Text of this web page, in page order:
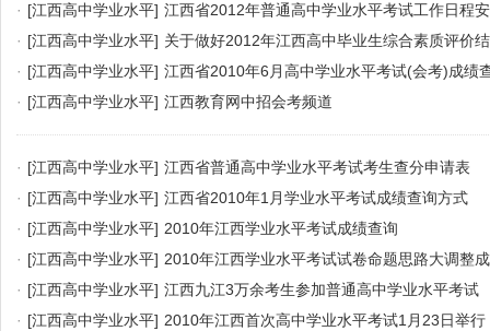
· [江西高中学业水平] 江西省2012年普通高中学业水平考试工作日程
· [江西高中学业水平] 关于做好2012年江西高中毕业生综合素质评价
知
· [江西高中学业水平] 江西省2010年6月高中学业水平考试(会考)成绩
· [江西高中学业水平] 江西教育网中招会考频道
· [江西高中学业水平] 江西省普通高中学业水平考试考生查分申请表
· [江西高中学业水平] 江西省2010年1月学业水平考试成绩查询方式
· [江西高中学业水平] 2010年江西学业水平考试成绩查询
· [江西高中学业水平] 2010年江西学业水平考试试卷命题思路大调整
· [江西高中学业水平] 江西九江3万余考生参加普通高中学业水平考试
· [江西高中学业水平] 2010年江西首次高中学业水平考试1月23日举行